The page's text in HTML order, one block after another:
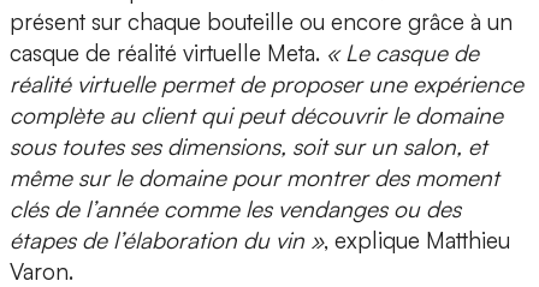
présent sur chaque bouteille ou encore grâce à un
casque de réalité virtuelle Meta. « Le casque de
réalité virtuelle permet de proposer une expérience
complète au client qui peut découvrir le domaine
sous toutes ses dimensions, soit sur un salon, et
même sur le domaine pour montrer des moment
clés de l’année comme les vendanges ou des
étapes de l’élaboration du vin », explique Matthieu
Varon.